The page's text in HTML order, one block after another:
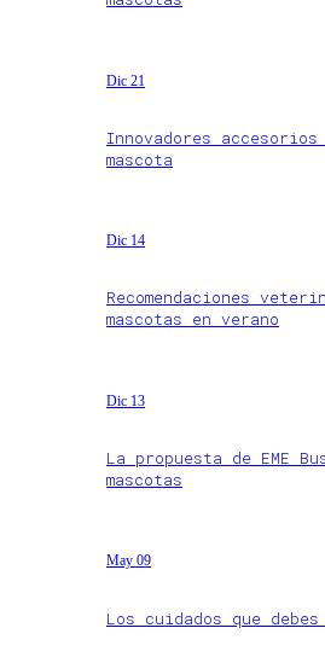
Dic 21
Innovadores
mascota
Dic 14
Recomendaciones
mascotas en verano
Dic 13
La propuesta de EME
mascotas
May 09
Los cuidados que